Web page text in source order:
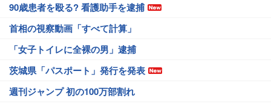
90歳患者を殴る? 看護助手を逮捕
首相の視察動画「すべて計算」
「女子トイレに全裸の男」逮捕
茨城県「パスポート」発行を発表
週刊ジャンプ 初の100万部割れ